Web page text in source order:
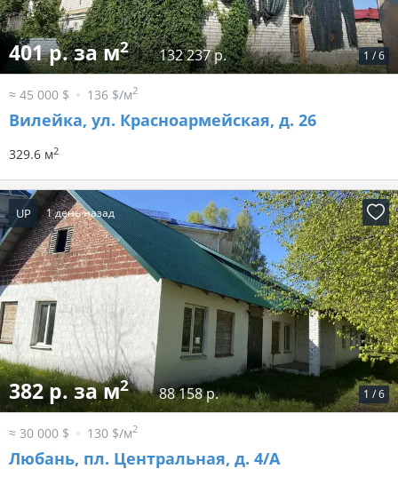
1 /6
401 р. за м2 132 237 р.
≈ 45 000 $ 136 $/м2
Вилейка, ул. Красноармейская, д. 26
329.6 м2
UP 1 день назад
1 /6
382 р. за м2 88 158 р.
≈ 30 000 $ 130 $/м2
Любань, пл. Центральная, д. 4/А